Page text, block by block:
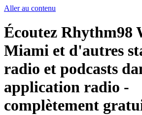
Aller au contenu
Écoutez Rhythm98
Miami et d'autres
radio et podcasts
application radio -
complètement